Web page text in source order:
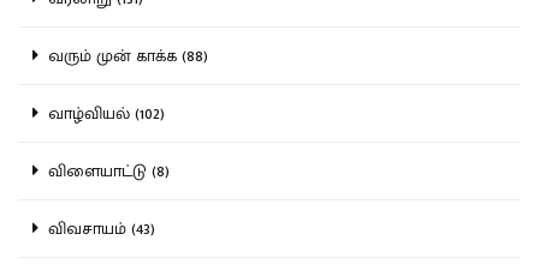
வரும் முன் காக்க (88)
வாழ்வியல் (102)
விளையாட்டு (8)
விவசாயம் (43)